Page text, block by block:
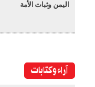
اليمن وثبات الأمة
آراء وكتابات